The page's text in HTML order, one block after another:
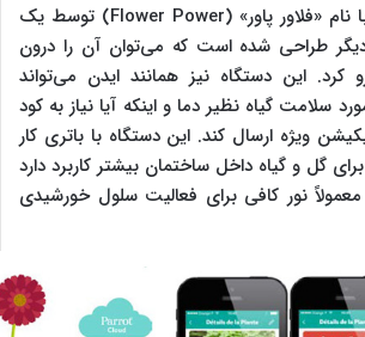
«فلاور پاور» (Flower Power) توسط یک
طراحی شده است که می‌توان آن را درون
کرد. این دستگاه نیز همانند ایدن می‌تواند
سلامت گیاه نظیر دما و اینکه آیا نیاز به کود
ویژه ارسال کند. این دستگاه با باتری کار
گل و گیاه داخل ساختمان بیشتر کاربرد دارد
نور کافی برای فعالیت سلول خورشیدی